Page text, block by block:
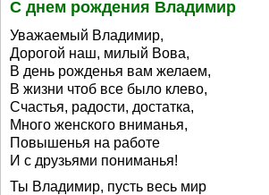
С днем рождения Владимир
Уважаемый Владимир,
Дорогой наш, милый Вова,
В день рожденья вам желаем,
В жизни чтоб все было клево,
Счастья, радости, достатка,
Много женского вниманья,
Повышенья на работе
И с друзьями пониманья!
Ты Владимир, пусть весь мир